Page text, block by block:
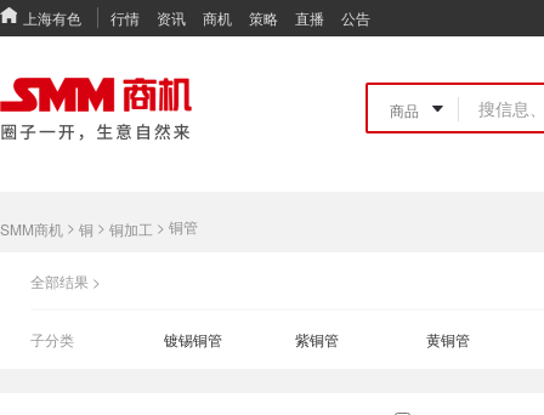
上海有色 行情 资讯 商机 策略 直播 公告
SMM商机 > 铜 > 铜加工 > 铜管
全部结果 >
子分类 镀锡铜管 紫铜管 黄铜管